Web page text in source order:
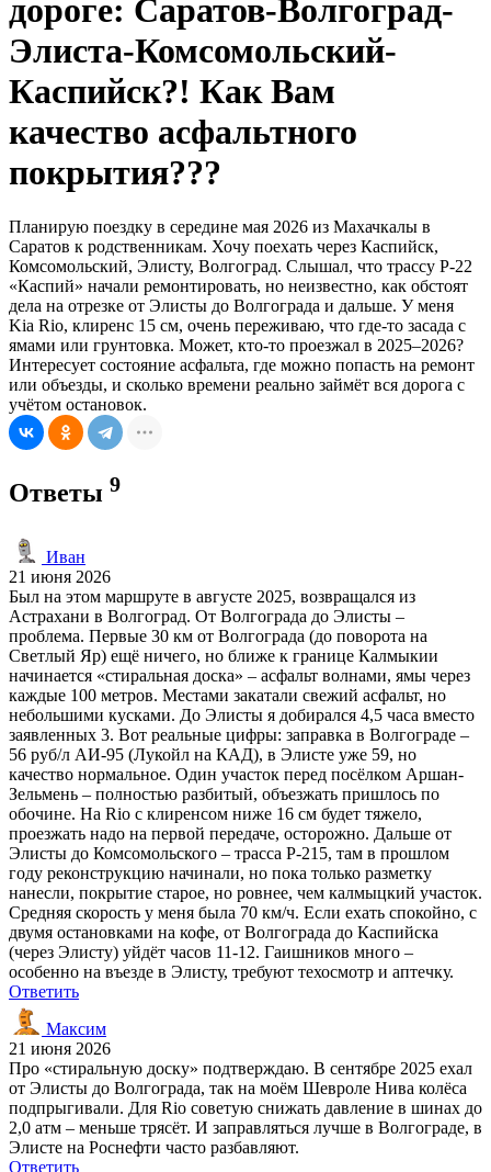
дороге: Саратов-Волгоград-
Элиста-Комсомольский-
Каспийск?! Как Вам
качество асфальтного
покрытия???
Планирую поездку в середине мая 2026 из Махачкалы в
Саратов к родственникам. Хочу поехать через Каспийск,
Комсомольский, Элисту, Волгоград. Слышал, что трассу Р-22
«Каспий» начали ремонтировать, но неизвестно, как обстоят
дела на отрезке от Элисты до Волгограда и дальше. У меня
Kia Rio, клиренс 15 см, очень переживаю, что где-то засада с
ямами или грунтовка. Может, кто-то проезжал в 2025–2026?
Интересует состояние асфальта, где можно попасть на ремонт
или объезды, и сколько времени реально займёт вся дорога с
учётом остановок.
Ответы 9
Иван
21 июня 2026
Был на этом маршруте в августе 2025, возвращался из
Астрахани в Волгоград. От Волгограда до Элисты –
проблема. Первые 30 км от Волгограда (до поворота на
Светлый Яр) ещё ничего, но ближе к границе Калмыкии
начинается «стиральная доска» – асфальт волнами, ямы через
каждые 100 метров. Местами закатали свежий асфальт, но
небольшими кусками. До Элисты я добирался 4,5 часа вместо
заявленных 3. Вот реальные цифры: заправка в Волгограде –
56 руб/л АИ-95 (Лукойл на КАД), в Элисте уже 59, но
качество нормальное. Один участок перед посёлком Аршан-
Зельмень – полностью разбитый, объезжать пришлось по
обочине. На Rio с клиренсом ниже 16 см будет тяжело,
проезжать надо на первой передаче, осторожно. Дальше от
Элисты до Комсомольского – трасса Р-215, там в прошлом
году реконструкцию начинали, но пока только разметку
нанесли, покрытие старое, но ровнее, чем калмыцкий участок.
Средняя скорость у меня была 70 км/ч. Если ехать спокойно, с
двумя остановками на кофе, от Волгограда до Каспийска
(через Элисту) уйдёт часов 11-12. Гаишников много –
особенно на въезде в Элисту, требуют техосмотр и аптечку.
Ответить
Максим
21 июня 2026
Про «стиральную доску» подтверждаю. В сентябре 2025 ехал
от Элисты до Волгограда, так на моём Шевроле Нива колёса
подпрыгивали. Для Rio советую снижать давление в шинах до
2,0 атм – меньше трясёт. И заправляться лучше в Волгограде, в
Элисте на Роснефти часто разбавляют.
Ответить